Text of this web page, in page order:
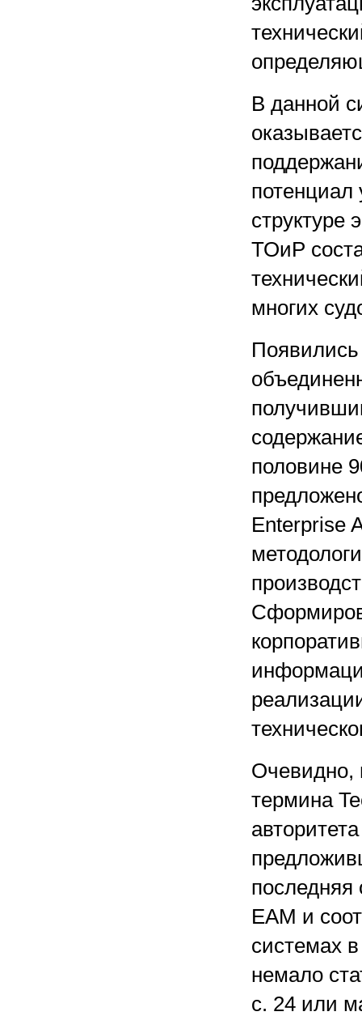
В данной
потенциал
структуре
ТОиР
многих
половине
Enterprise
Очевидно,
термина
последняя
EAM и
системах
немало
с. 24 или